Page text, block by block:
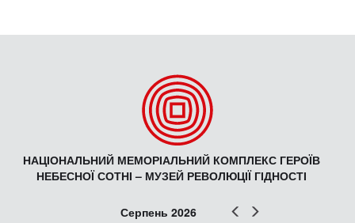
НАЦІОНАЛЬНИЙ МЕМОРІАЛЬНИЙ КОМПЛЕКС ГЕРОЇВ
НЕБЕСНОЇ СОТНІ – МУЗЕЙ РЕВОЛЮЦІЇ ГІДНОСТІ
Попер
Серпень 2026